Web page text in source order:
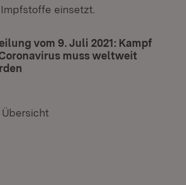
einsetzt.
vom 9. Juli 2021: Kampf
muss weltweit